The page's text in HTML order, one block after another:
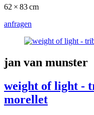
62 × 83 cm
anfragen
jan van munster
weight of light -
morellet